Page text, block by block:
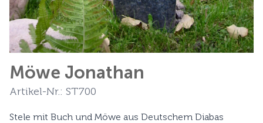
Möwe Jonathan
Artikel-Nr.: ST700
Stele mit Buch und Möwe aus Deutschem Diabas